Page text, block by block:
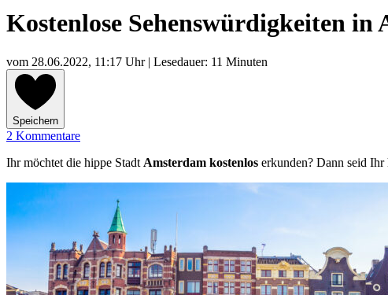
Kostenlose Sehenswürdigkeiten in
vom 28.06.2022, 11:17 Uhr| Lesedauer: 11 Minuten
Speichern
2 Kommentare
Ihr möchtet die hippe Stadt Amsterdam kostenlos erkunden? Dann seid